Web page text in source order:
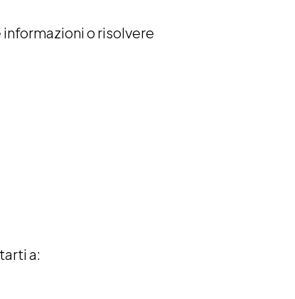
o risolvere
a: